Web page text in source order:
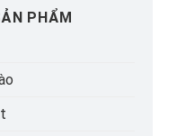
PHẨM